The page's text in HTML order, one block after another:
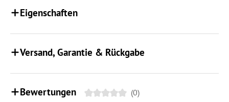
Eigenschaften
Versand, Garantie & Rückgabe
Bewertungen (0)